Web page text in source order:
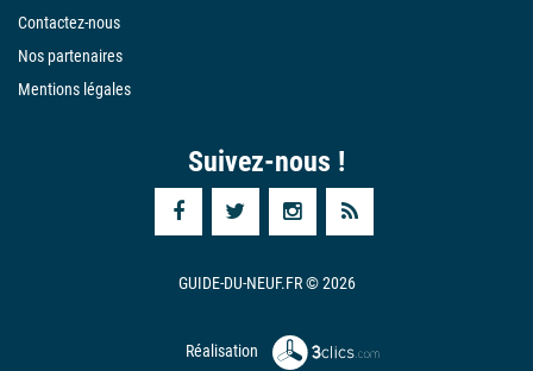
Contactez-nous
Nos partenaires
Mentions légales
Suivez-nous !
GUIDE-DU-NEUF.FR © 2026
Réalisation